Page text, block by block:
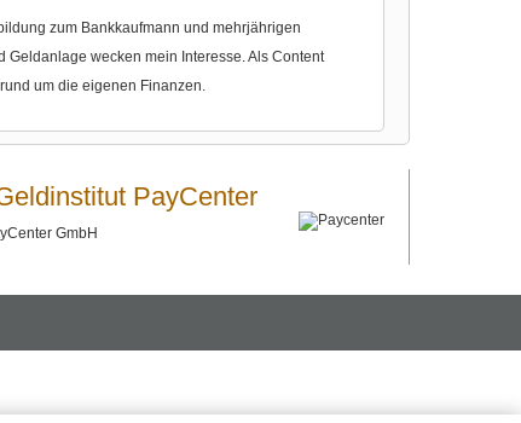
zum Bankkaufmann und mehrjährigen
Geldanlage wecken mein Interesse. Als Content
um die eigenen Finanzen.
PayCenter
GmbH